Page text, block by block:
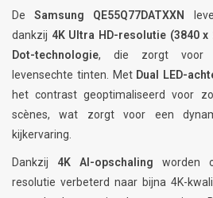
DeSamsung QE55Q77DATXXN
dankzij 4K Ultra HD-resolutie (3840 x
Dot-technologie, die zorgt voor
levensechte tinten. Met Dual LED-
het contrast geoptimaliseerd voor
scènes, wat zorgt voor een
kijkervaring.
Dankzij 4K AI-opschaling worden
resolutie verbeterd naar bijna 4K-